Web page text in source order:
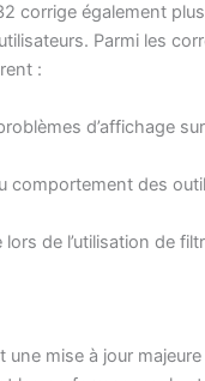
corrige également
Parmi les
:
d’affichage
comportement des
de l’utilisation de
une mise à jour